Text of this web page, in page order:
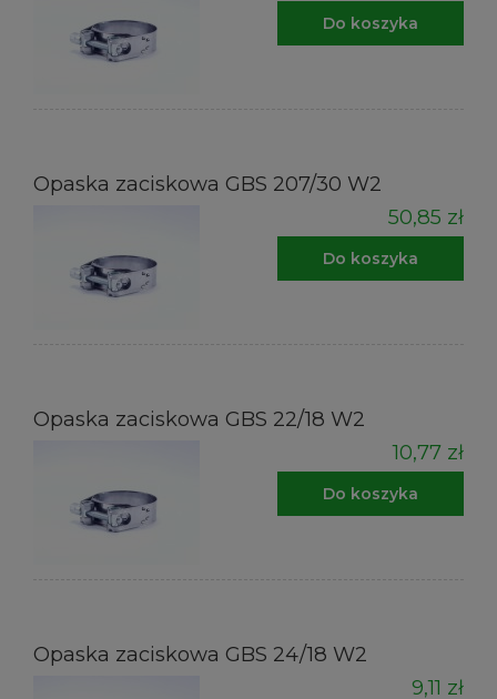
Do koszyka
Opaska zaciskowa GBS 207/30 W2
50,85 zł
Do koszyka
Opaska zaciskowa GBS 22/18 W2
10,77 zł
Do koszyka
Opaska zaciskowa GBS 24/18 W2
9,11 zł